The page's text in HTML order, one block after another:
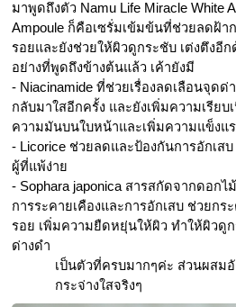
มาพูดถึงตัว Namu Life Miracle White
Ampoule ก็คือเซรั่มเข้มข้นที่ช่วยลดฝ้า
รอยและยังช่วยให้ผิวดูกระชับ เต่งตึงอี
อย่างที่พูดถึงข้างต้นแล้ว เค้ายังมี
- Niacinamide ที่ช่วยเรื่องลดเลือนจุด
กลับมาใสอีกครั้ง และยังเพิ่มความเรีย
ความมันบนใบหน้าและเพิ่มความแข็งแ
- Licorice ช่วยลดและป้องกันการอักเส
ผู้ที่แพ้ง่าย
- Sophara japonica สารสกัดจากดอก
การระคายเคืองและการอักเสบ ช่วยกร
รอย เพิ่มความยืดหยุ่นให้ผิว ทำให้ผิวดู
ด่างดำ
เป็นตัวที่ครบมากๆค่ะ ส่วนผสม
กระจ่างใสจริงๆ